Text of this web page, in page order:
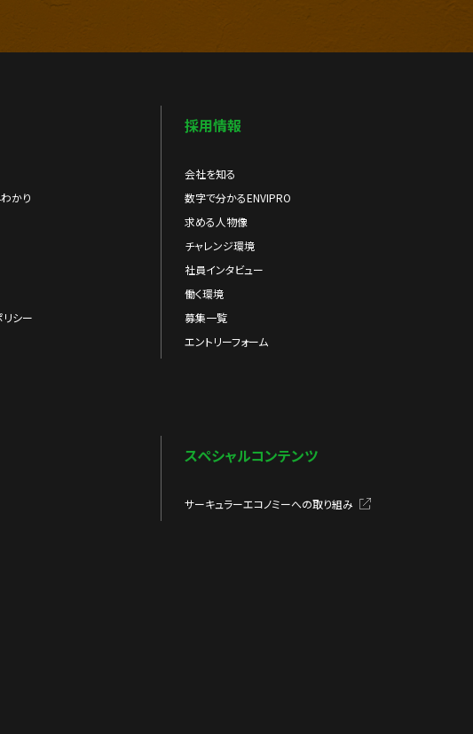
かり
リシー
採用情報
会社を知る
数字で分かるENVIPRO
求める人物像
チャレンジ環境
社員インタビュー
働く環境
募集一覧
エントリーフォーム
スペシャルコンテンツ
サーキュラーエコノミーへの取り組み